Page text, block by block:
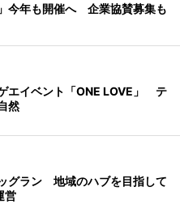
今年も開催へ 企業協賛募集も
エイベント「ONE LOVE」 テ
然
グラン 地域のハブを目指して
営